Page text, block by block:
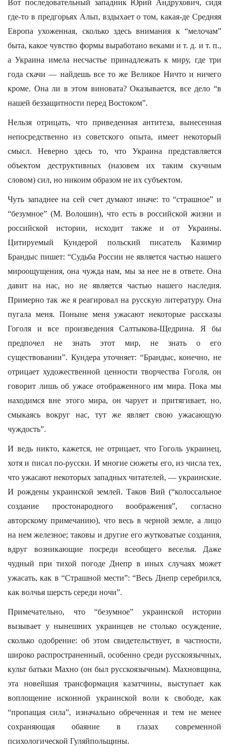
Вот последовательный западник Юрий Андрухович, сидя
где-то в предгорьях Альп, вздыхает о том, какая-де Средняя
Европа ухоженная, сколько здесь внимания к “мелочам”
быта, какое чувство формы выработано веками и т. д. и т. п.,
а Украина имела несчастье принадлежать к миру, где три
года скачи — найдешь все то же Великое Ничто и ничего
кроме. Она ли в этом виновата? Оказывается, все дело “в
нашей беззащитности перед Востоком”.
Нельзя отрицать, что приведенная антитеза, вынесенная
непосредственно из советского опыта, имеет некоторый
смысл. Неверно здесь то, что Украина представляется
объектом деструктивных (назовем их таким скучным
словом) сил, но никоим образом не их субъектом.
Чуть западнее на сей счет думают иначе: то “страшное” и
“безумное” (М. Волошин), что есть в российской жизни и
российской истории, исходит также и от Украины.
Цитируемый Кундерой польский писатель Казимир
Брандыс пишет: “Судьба России не является частью нашего
мироощущения, она чужда нам, мы за нее не в ответе. Она
давит на нас, но не является частью нашего наследия.
Примерно так же я реагировал на русскую литературу. Она
пугала меня. Поныне меня ужасают некоторые рассказы
Гоголя и все произведения Салтыкова-Щедрина. Я бы
предпочел не знать этот мир, не знать о его
существовании”. Кундера уточняет: “Брандыс, конечно, не
отрицает художественной ценности творчества Гоголя, он
говорит лишь об ужасе отображенного им мира. Пока мы
находимся вне этого мира, он чарует и притягивает, но,
смыкаясь вокруг нас, тут же являет свою ужасающую
чуждость”.
И ведь никто, кажется, не отрицает, что Гоголь украинец,
хотя и писал по-русски. И многие сюжеты его, из числа тех,
что ужасают некоторых западных читателей, — украинские.
И рождены украинской землей. Таков Вий (“колоссальное
создание простонародного воображения”, согласно
авторскому примечанию), что весь в черной земле, а лицо
на нем железное; таковы и другие его жутковатые создания,
вдруг возникающие посреди всеобщего веселья. Даже
чудный при тихой погоде Днепр в иных случаях может
ужасать, как в “Страшной мести”: “Весь Днепр серебрился,
как волчья шерсть середи ночи”.
Примечательно, что “безумное” украинской истории
вызывает у нынешних украинцев не столько осуждение,
сколько одобрение: об этом свидетельствует, в частности,
широко распространенный, особенно среди русскоязычных,
культ батьки Махно (он был русскоязычным). Махновщина,
эта новейшая трансформация казатчины, выступает как
воплощение исконной украинской воли к свободе, как
“пропащая сила”, изначально обреченная и тем не менее
сохраняющая обаяние в глазах современной
психологической Гуляйпольщины.